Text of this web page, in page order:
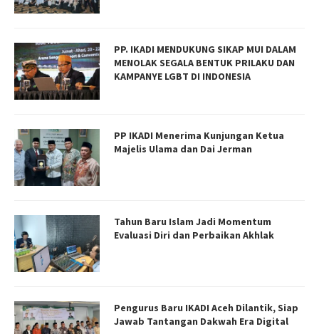
PP. IKADI MENDUKUNG SIKAP MUI DALAM
MENOLAK SEGALA BENTUK PRILAKU DAN
KAMPANYE LGBT DI INDONESIA
PP IKADI Menerima Kunjungan Ketua
Majelis Ulama dan Dai Jerman
Tahun Baru Islam Jadi Momentum
Evaluasi Diri dan Perbaikan Akhlak
Pengurus Baru IKADI Aceh Dilantik, Siap
Jawab Tantangan Dakwah Era Digital